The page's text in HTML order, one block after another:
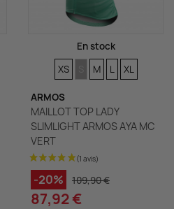
En stock
TAILLES
XS TAILLES
TAILLES
M TAILLES
L TAILLES
XL
ARMOS
MAILLOT TOP LADY
SLIMLIGHT ARMOS AYA MC
VERT
-20% 109,90 €
87,92 €